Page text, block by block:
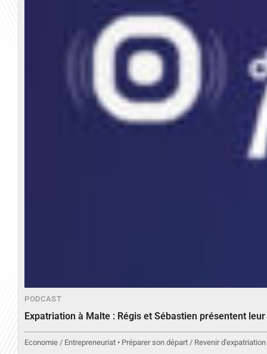
PODCAST
Expatriation à Malte : Régis et Sébastien présentent
Economie / Entrepreneuriat • Préparer son départ / Revenir d'expatriation